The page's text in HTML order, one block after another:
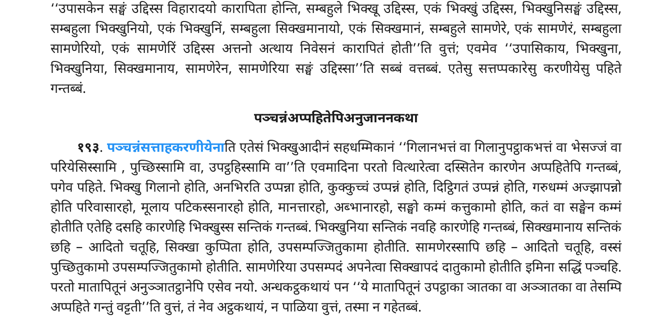
‘‘उपासकेन सङ्घं उद्दिस्स विहारादयो कारापिता होन्ति, सम्बहुले भिक्खू उद्दिस्स, एकं भिक्खुं उद्दिस्स, भिक्खुनिसङ्घं उद्दिस्स,
सम्बहुला भिक्खुनियो, एकं भिक्खुनिं, सम्बहुला सिक्खमानायो, एकं सिक्खमानं, सम्बहुले सामणेरे, एकं सामणेरं, सम्बहुला
सामणेरियो, एकं सामणेरिं उद्दिस्स अत्तनो अत्थाय निवेसनं कारापितं होती’’ति वुत्तं; एवमेव ‘‘उपासिकाय, भिक्खुना,
भिक्खुनिया, सिक्खमानाय, सामणेरेन, सामणेरिया सङ्घं उद्दिस्सा’’ति सब्बं वत्तब्बं. एतेसु सत्तप्पकारेसु करणीयेसुपहिते
गन्तब्बं.
पञ्चन्नंअप्पहितेपिअनुजाननकथा
१९३. पञ्चन्नंसत्ताहकरणीयेनाति एतेसं भिक्खुआदीनं सहधम्मिकानं ‘‘गिलानभत्तं वा गिलानुपट्ठाकभत्तं वा भेसज्जं वा
परियेसिस्सामि , पुच्छिस्सामि वा, उपट्ठहिस्सामि वा’’ति एवमादिना परतो वित्थारेत्वा दस्सितेन कारणेन अप्पहितेपि गन्तब्बं,
पगेव पहिते. भिक्खु गिलानो होति, अनभिरति उप्पन्ना होति, कुक्कुच्चं उप्पन्नं होति, दिट्ठिगतं उप्पन्नं होति, गरुधम्मं अज्झापन्नो
होति परिवासारहो, मूलाय पटिकस्सनारहो होति, मानत्तारहो, अब्भानारहो, सङ्घो कम्मं कत्तुकामो होति, कतं वा सङ्घेन कम्मं
होतीति एतेहि दसहि कारणेहि भिक्खुस्स सन्तिकं गन्तब्बं. भिक्खुनिया सन्तिकं नवहि कारणेहि गन्तब्बं, सिक्खमानाय सन्तिकं
छहि – आदितो चतूहि, सिक्खा कुप्पिता होति, उपसम्पज्जितुकामा होतीति. सामणेरस्सापि छहि – आदितो चतूहि, वस्सं
पुच्छितुकामो उपसम्पज्जितुकामो होतीति. सामणेरिया उपसम्पदं अपनेत्वा सिक्खापदं दातुकामो होतीति इमिना सद्धिं पञ्चहि.
परतो मातापितूनं अनुञ्ञातट्ठानेपि एसेव नयो. अन्धकट्ठकथायं पन ‘‘ये मातापितूनं उपट्ठाका ञातका वा अञ्ञातका वा तेसम्पि
अप्पहिते गन्तुं वट्टती’’ति वुत्तं, तं नेव अट्ठकथायं, न पाळिया वुत्तं, तस्मा न गहेतब्बं.